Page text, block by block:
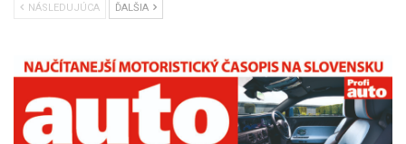
NÁSLEDUJÚCA ĎALŠIA